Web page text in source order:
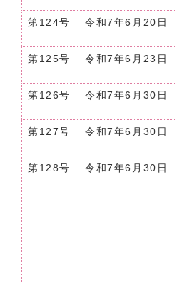
第124号
令和7年6月20日
第125号
令和7年6月23日
第126号
令和7年6月30日
第127号
令和7年6月30日
第128号
令和7年6月30日